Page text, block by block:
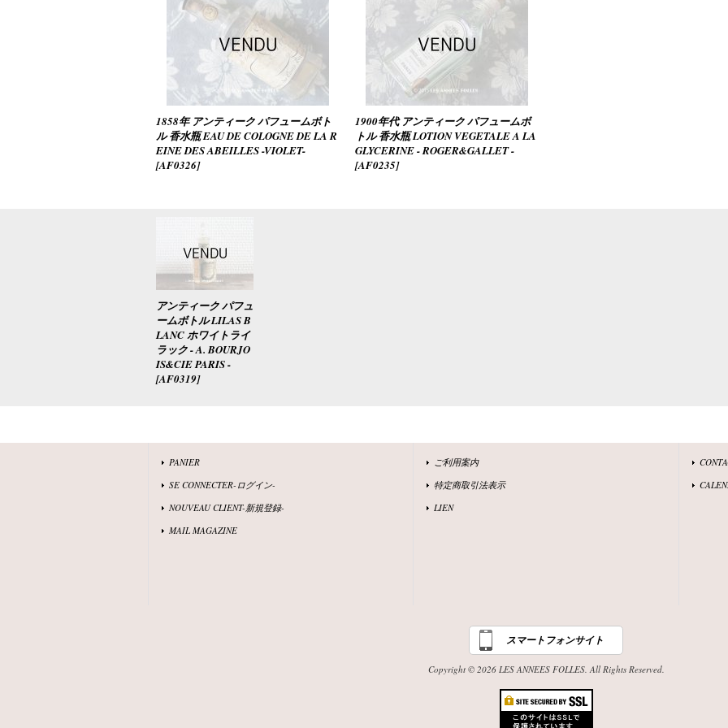
1858年 アンティーク パフュームボト
ル 香水瓶 EAU DE COLOGNE DE LA R
EINE DES ABEILLES -VIOLET-
[AF0326]
1900年代 アンティーク パフュームボ
トル 香水瓶 LOTION VEGETALE A LA
GLYCERINE - ROGER&GALLET -
[AF0235]
アンティーク パフュ
ームボトル LILAS B
LANC ホワイトライ
ラック - A. BOURJO
IS&CIE PARIS -
[AF0319]
PANIER
SE CONNECTER-ログイン-
NOUVEAU CLIENT-新規登録-
MAIL MAGAZINE
ご利用案内
特定商取引法表示
LIEN
スマートフォンサイト
Copyright © 2026 LES ANNEES FOLLES. All Rights Reserved.